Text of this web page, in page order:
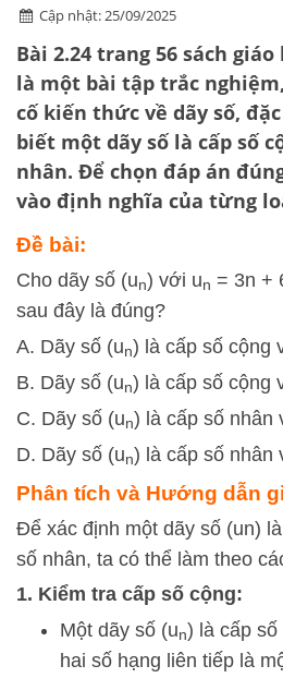
Cập nhật: 25/09/2025
Bài 2.24 trang 56 sách giáo
là một bài tập trắc
cố kiến thức về dãy số,
biết một dãy số là cấp số
nhân. Để chọn đáp án
vào định nghĩa của từng
Đề bài:
Cho dãy số (un) với un = 3n +
sau đây là đúng?
A. Dãy số (un) là cấp số cộng
B. Dãy số (un) là cấp số cộng
C. Dãy số (un) là cấp số nhân
D. Dãy số (un) là cấp số nhân
Phân tích và Hướng dẫn
Để xác định một dãy số (un)
số nhân, ta có thể làm theo
1. Kiểm tra cấp số cộng:
Một dãy số (un) là cấp
hai số hạng liên tiếp là